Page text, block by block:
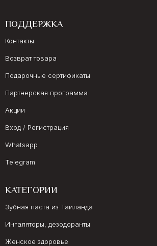
ПОДДЕРЖКА
Контакты
Возврат товара
Подарочные сертификаты
Партнерская программа
Акции
Вход / Регистрация
Whatsapp
Telegram
КАТЕГОРИИ
Зубная паста из Таиланда
Ингаляторы, дезодоранты
Женское здоровье